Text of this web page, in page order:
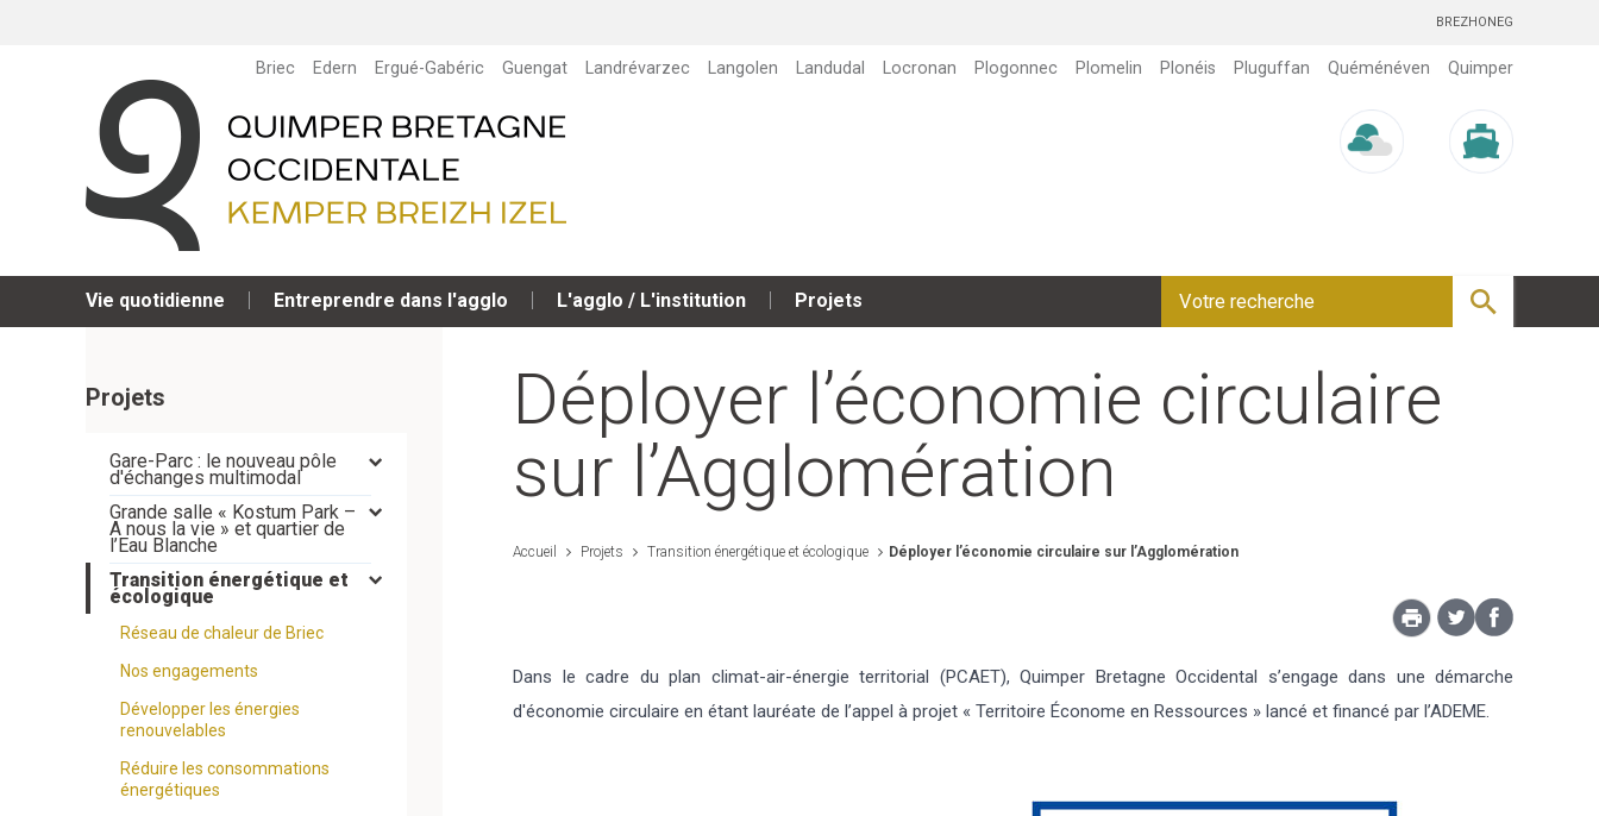
BREZHONEG
Briec Edern Ergué-Gabéric Guengat Landrévarzec Langolen Landudal Locronan Plogonnec Plomelin Plonéis Pluguffan Quéménéven Quimper
Vie quotidienne Entreprendre dans l'agglo L'agglo / L'institution Projets
Déployer l’économie circulaire
sur l’Agglomération
Accueil Projets Transition énergétique et écologique Déployer l’économie circulaire sur l’Agglomération
Dans le cadre du plan climat-air-énergie territorial (PCAET), Quimper Bretagne Occidental s’engage dans une démarche
d'économie circulaire en étant lauréate de l’appel à projet « Territoire Économe en Ressources » lancé et financé par l’ADEME.
Projets
Gare-Parc : le nouveau pôle
d'échanges multimodal
Grande salle « Kostum Park –
A nous la vie » et quartier de
l’Eau Blanche
Transition énergétique et
écologique
Réseau de chaleur de Briec
Nos engagements
Développer les énergies
renouvelables
Réduire les consommations
énergétiques